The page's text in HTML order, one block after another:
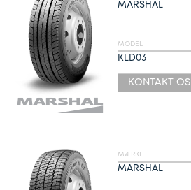
MARSHAL
MODEL
KLD03
KONTAKT OS
MÆRKE
MARSHAL